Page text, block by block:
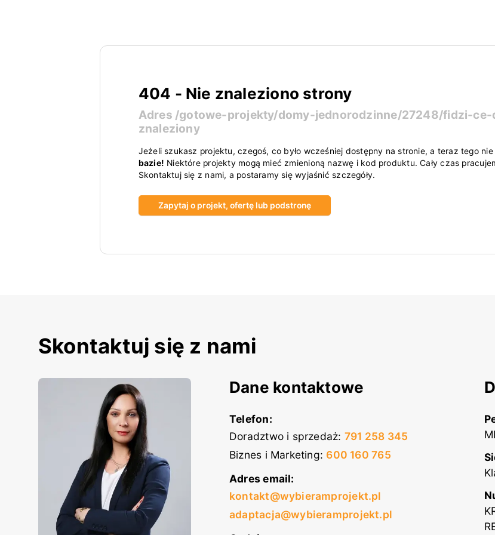
404 - Nie znaleziono strony
Adres /gotowe-projekty/domy-jednorodzinne/27248/fidzi-ce-
znaleziony
Jeżeli szukasz projektu, czegoś, co było wcześniej dostępny na stronie, a teraz tego
bazie! Niektóre projekty mogą mieć zmienioną nazwę i kod produktu. Cały czas
Skontaktuj się z nami, a postaramy się wyjaśnić szczegóły.
Zapytaj o projekt, ofertę lub podstronę
Skontaktuj się z nami
Dane kontaktowe
Telefon:
Doradztwo i sprzedaż: 791 258 345
Biznes i Marketing: 600 160 765
Adres email:
kontakt@wybieramprojekt.pl
adaptacja@wybieramprojekt.pl